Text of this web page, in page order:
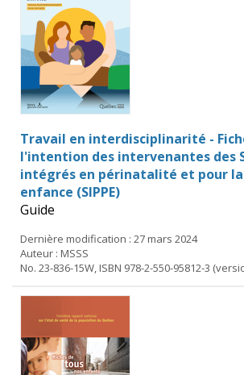
Travail en interdisciplinarité -
l'intention des intervenantes des
intégrés en périnatalité et pour
enfance (SIPPE)
Guide
Dernière modification : 27 mars 2024
Auteur : MSSS
No. 23-836-15W, ISBN 978-2-550-95812-3